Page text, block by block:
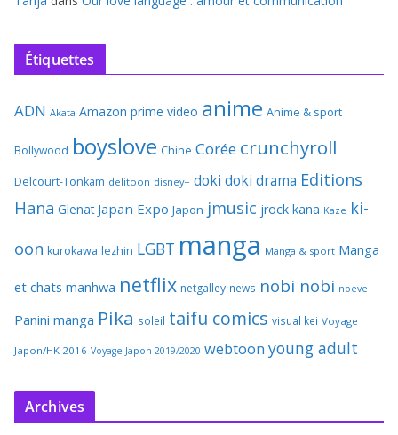
Étiquettes
ADN Akata Amazon prime video anime Anime & sport
Bollywood boyslove Chine Corée crunchyroll
Delcourt-Tonkam delitoon disney+ doki doki drama Editions
Hana Glenat Japan Expo Japon jmusic jrock kana Kaze ki-
oon kurokawa lezhin LGBT manga Manga & sport Manga
et chats manhwa netflix netgalley news nobi nobi noeve
Panini manga Pika soleil taifu comics visual kei Voyage
Japon/HK 2016 Voyage Japon 2019/2020 webtoon young adult
Archives